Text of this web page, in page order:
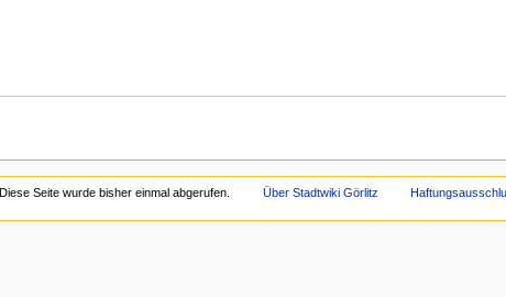
Diese Seite wurde bisher einmal abgerufen. Über Stadtwiki Görlitz